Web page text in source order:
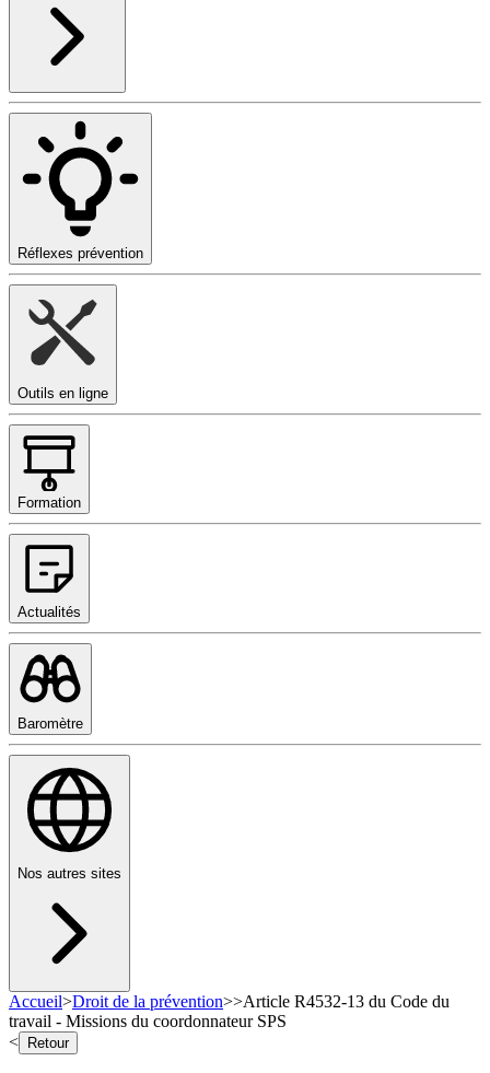
Réflexes prévention
Outils en ligne
Formation
Actualités
Baromètre
Nos autres sites
Accueil>Droit de la prévention>>Article R4532-13 du Code du
travail - Missions du coordonnateur SPS
<
Retour